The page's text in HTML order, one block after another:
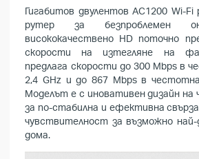
Гигабитов двулентов AC1200 Wi-Fi
рутер за безпроблемен
висококачествено HD поточно
скорости на изтегляне на
предлага скорости до 300 Mbps в
2,4 GHz и до 867 Mbps в
Моделът е с иновативен дизайн
за по-стабилна и ефективна
чувствителност за възможно
дома.